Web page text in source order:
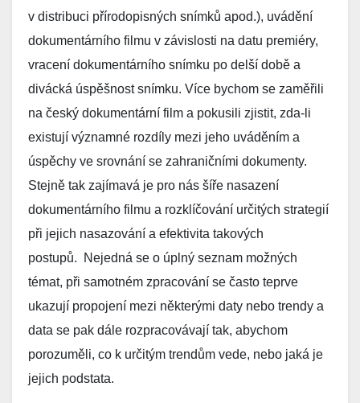
v distribuci přírodopisných snímků apod.), uvádění
dokumentárního filmu v závislosti na datu premiéry,
vracení dokumentárního snímku po delší době a
divácká úspěšnost snímku. Více bychom se zaměřili
na český dokumentární film a pokusili zjistit, zda-li
existují významné rozdíly mezi jeho uváděním a
úspěchy ve srovnání se zahraničními dokumenty.
Stejně tak zajímavá je pro nás šíře nasazení
dokumentárního filmu a rozklíčování určitých strategií
při jejich nasazování a efektivita takových
postupů. Nejedná se o úplný seznam možných
témat, při samotném zpracování se často teprve
ukazují propojení mezi některými daty nebo trendy a
data se pak dále rozpracovávají tak, abychom
porozuměli, co k určitým trendům vede, nebo jaká je
jejich podstata.